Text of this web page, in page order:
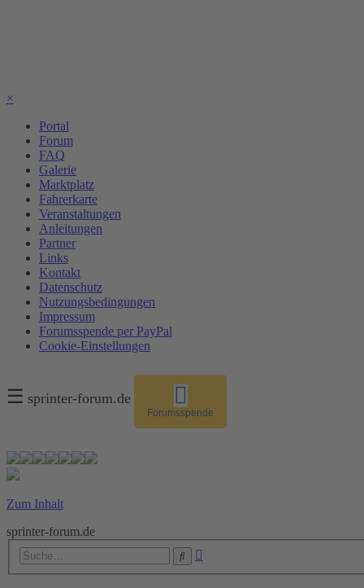
×
Portal
Forum
FAQ
Galerie
Marktplatz
Fahrerkarte
Veranstaltungen
Anleitungen
Partner
Links
Kontakt
Datenschutz
Nutzungsbedingungen
Impressum
Forumsspende per PayPal
Cookie-Einstellungen
☰ sprinter-forum.de
Forumsspende
Zum Inhalt
sprinter-forum.de
Suche